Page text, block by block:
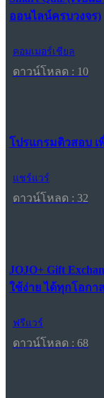
ออนไลน์ครบวงจร)
คอมเมอร์เชียล
ดาวน์โหลด : 10
โปรแกรมติวสอบ เ
แชร์แวร์
ดาวน์โหลด : 32
JOJO+ Gift
ใช้ง่าย ได้ทุกโอกา
ฟรีแวร์
ดาวน์โหลด : 68